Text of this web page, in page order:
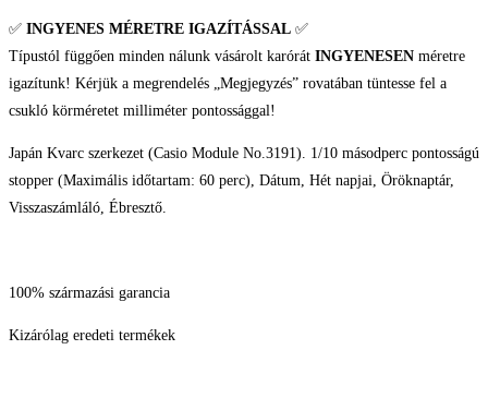
✅ INGYENES MÉRETRE IGAZÍTÁSSAL ✅
Típustól függően minden nálunk vásárolt karórát INGYENESEN méretre
igazítunk! Kérjük a megrendelés „Megjegyzés” rovatában tüntesse fel a
csukló körméretet milliméter pontossággal!
Japán Kvarc szerkezet (Casio Module No.3191). 1/10 másodperc pontosságú
stopper (Maximális időtartam: 60 perc), Dátum, Hét napjai, Öröknaptár,
Visszaszámláló, Ébresztő.
100% származási garancia
Kizárólag eredeti termékek